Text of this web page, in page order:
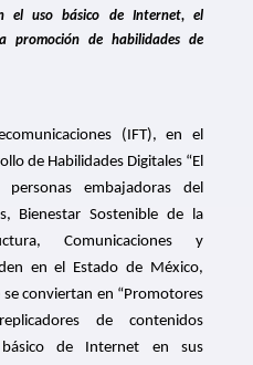
el uso básico de Internet, el
promoción de habilidades de
(IFT), en el
de Habilidades Digitales “El
personas embajadoras del
Bienestar Sostenible de la
Comunicaciones y
en el Estado de México,
conviertan en “Promotores
de contenidos
de Internet en sus